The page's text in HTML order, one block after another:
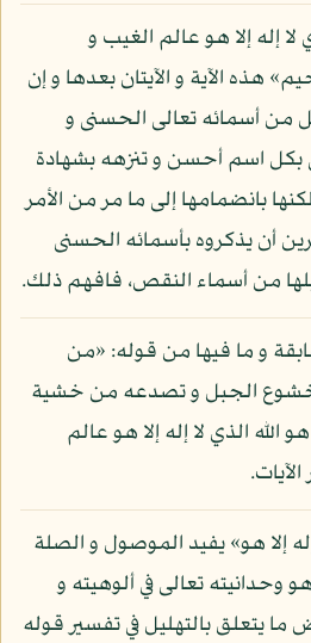
لا إله إلا هو عالم الغيب و
هذه الآية و الآيتان بعدها و إن
من أسمائه تعالى الحسنى و
بكل اسم أحسن و تنزهه بشهادة
بانضمامها إلى ما مر من الأمر
أن يذكروه بأسمائه الحسنى
من أسماء النقص، فافهم ذلك.
و ما فيها من قوله: «من
خشوع الجبل و تصدعه من خشية
الله الذي لا إله إلا هو عالم
إلا هو» يفيد الموصول و الصلة
تعالى في ألوهيته و
يتعلق بالتهليل في تفسير قوله